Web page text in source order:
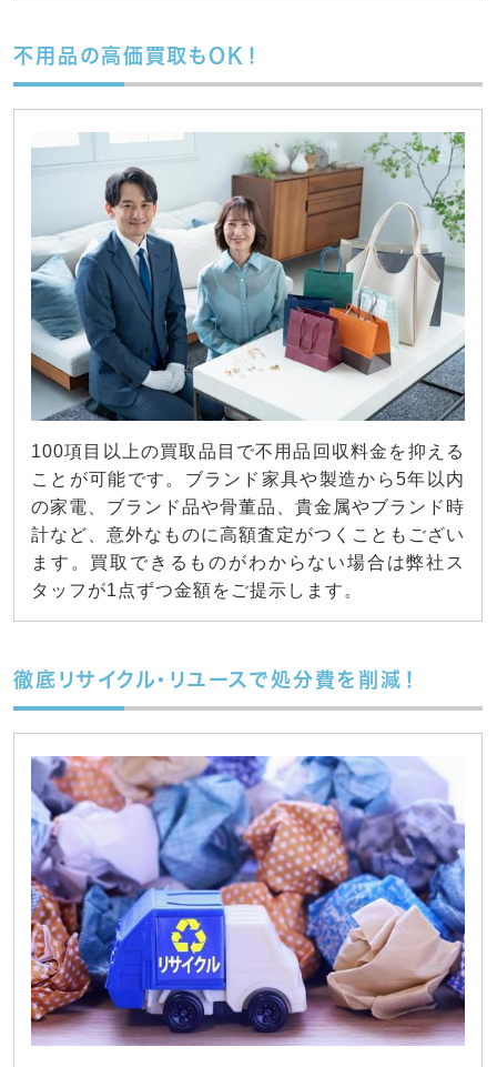
不用品の高価買取もOK！
100項目以上の買取品目で不用品回収料金を抑える
ことが可能です。ブランド家具や製造から5年以内
の家電、ブランド品や骨董品、貴金属やブランド時
計など、意外なものに高額査定がつくこともござい
ます。買取できるものがわからない場合は弊社ス
タッフが1点ずつ金額をご提示します。
徹底リサイクル・リユースで処分費を削減！